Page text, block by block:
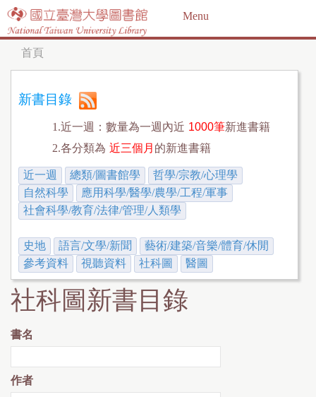
Jump to navigation
Menu
您
在
首頁
新書目錄
1.近一週：數量為一週內近 1000筆新進書籍
2.各分類為 近三個月 的新進書籍
近一週 總類/圖書館學
哲學/宗教/心理學
自然科學
應用科學/醫學/農學/工程/軍事
社會科學/教育/法律/管理/人類學
史地 語言/文學/新聞
藝術/建築/音樂/體育/休閒
參考資料
視聽資料 社科圖 醫圖
社科圖新書目錄
書名
作者